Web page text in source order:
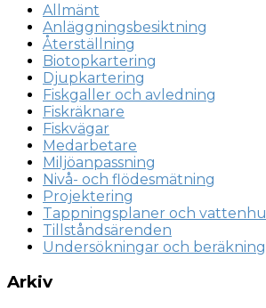
Allmänt
Anläggningsbesiktning
Återställning
Biotopkartering
Djupkartering
Fiskgaller och avledning
Fiskräknare
Fiskvägar
Medarbetare
Miljöanpassning
Nivå- och flödesmätning
Projektering
Tappningsplaner och
Tillståndsärenden
Undersökningar och
Arkiv